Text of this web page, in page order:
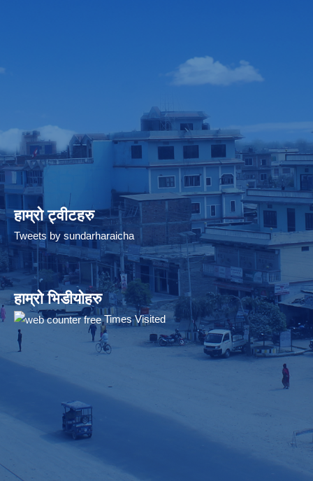
हाम्रो ट्वीटहरु
Tweets by sundarharaicha
हाम्रो भिडीयोहरु
Times Visited